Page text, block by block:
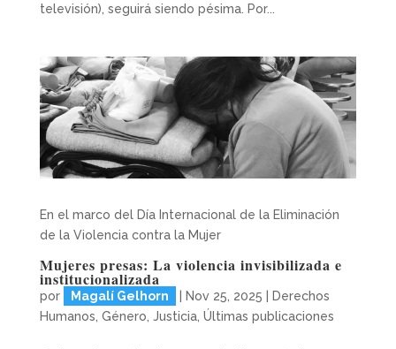
televisión), seguirá siendo pésima. Por...
En el marco del Día Internacional de la Eliminación
de la Violencia contra la Mujer
Mujeres presas: La violencia invisibilizada e
institucionalizada
por Magalí Gelhorn Nov 25, 2025
Derechos
Humanos Género Justicia, Últimas publicaciones